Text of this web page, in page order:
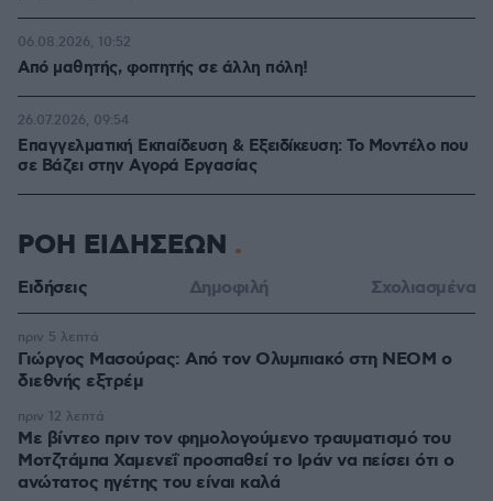
Από μαθητής, φοιτητής σε άλλη πόλη!
06.08.2026, 10:52
Επαγγελματική Εκπαίδευση & Εξειδίκευση: Το Mοντέλο που
σε Bάζει στην Aγορά Eργασίας
26.07.2026, 09:54
ΡΟΗ ΕΙΔΗΣΕΩΝ
Ειδήσεις Δημοφιλή Σχολιασμένα
Γιώργος Μασούρας: Από τον Ολυμπιακό στη ΝΕΟΜ ο
διεθνής εξτρέμ
πριν 5 λεπτά
Με βίντεο πριν τον φημολογούμενο τραυματισμό του
Μοτζτάμπα Χαμενεΐ προσπαθεί το Ιράν να πείσει ότι ο
ανώτατος ηγέτης του είναι καλά
πριν 12 λεπτά